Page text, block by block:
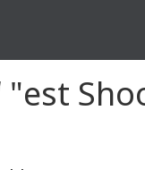
"est